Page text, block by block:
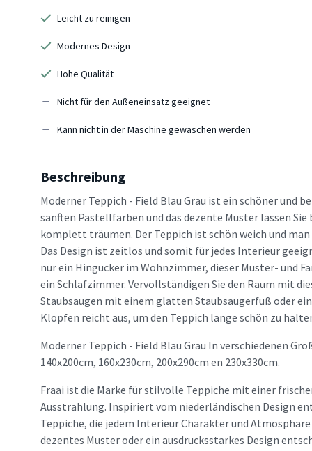
Leicht zu reinigen
Modernes Design
Hohe Qualität
Nicht für den Außeneinsatz geeignet
Kann nicht in der Maschine gewaschen werden
Beschreibung
Moderner Teppich - Field Blau Grau ist ein schöner und
sanften Pastellfarben und das dezente Muster lassen Sie
komplett träumen. Der Teppich ist schön weich und
Das Design ist zeitlos und somit für jedes Interieur
nur ein Hingucker im Wohnzimmer, dieser Muster- und
ein Schlafzimmer. Vervollständigen Sie den Raum mit
Staubsaugen mit einem glatten Staubsaugerfuß oder
Klopfen reicht aus, um den Teppich lange schön zu
Moderner Teppich - Field Blau Grau In verschiedenen
140x200cm, 160x230cm, 200x290cm en 230x330cm.
Fraai ist die Marke für stilvolle Teppiche mit einer
Ausstrahlung. Inspiriert vom niederländischen Design
Teppiche, die jedem Interieur Charakter und
dezentes Muster oder ein ausdrucksstarkes Design